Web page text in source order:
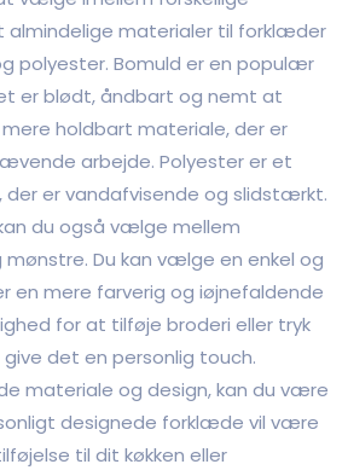
almindelige materialer til forklæder
polyester. Bomuld er en populær
er blødt, åndbart og nemt at
holdbart materiale, der er
arbejde. Polyester er et
der er vandafvisende og slidstærkt.
du også vælge mellem
mønstre. Du kan vælge en enkel og
en mere farverig og iøjnefaldende
for at tilføje broderi eller tryk
det en personlig touch.
materiale og design, kan du være
designede forklæde vil være
til dit køkken eller